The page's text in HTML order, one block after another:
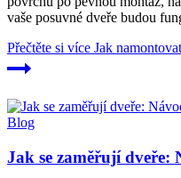
vaše posuvné dveře budou
Přečtěte si více Jak
Blog
Jak se zaměřují dveře: